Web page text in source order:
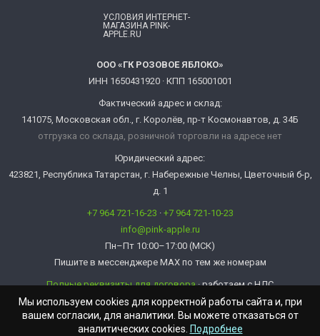
УСЛОВИЯ ИНТЕРНЕТ-
МАГАЗИНА PINK-
APPLE.RU
ООО «ГК РОЗОВОЕ ЯБЛОКО»
ИНН 1650431920 · КПП 165001001
Фактический адрес и склад:
141075, Московская обл., г. Королёв, пр-т Космонавтов, д. 34Б
отгрузка со склада, розничной торговли на адресе нет
Юридический адрес:
423821, Республика Татарстан, г. Набережные Челны, Цветочный б-р,
д. 1
+7 964 721-16-23 · +7 964 721-10-23
info@pink-apple.ru
Пн–Пт 10:00–17:00 (МСК)
Пишите в мессенджере MAX по тем же номерам
Полные реквизиты для договора· работаем с НДС
info@pink-apple.ru
Мы используем cookies для корректной работы сайта и, при
вашем согласии, для аналитики. Вы можете отказаться от
аналитических cookies. Подробнее